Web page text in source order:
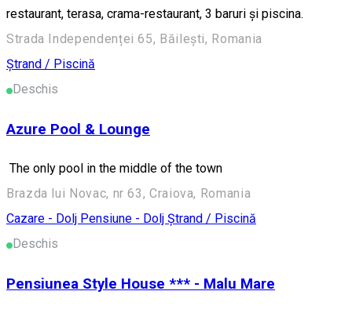
restaurant, terasa, crama-restaurant, 3 baruri și piscina.
Strada Independenței 65, Băilești, Romania
Ștrand / Piscină
Deschis
Azure Pool & Lounge
The only pool in the middle of the town
Brazda lui Novac, nr 63, Craiova, Romania
Cazare - Dolj Pensiune - Dolj Ștrand / Piscină
Deschis
Pensiunea Style House *** - Malu Mare